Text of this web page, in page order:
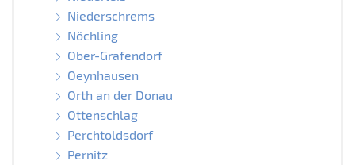
Niederschrems
Nöchling
Ober-Grafendorf
Oeynhausen
Orth an der Donau
Ottenschlag
Perchtoldsdorf
Pernitz